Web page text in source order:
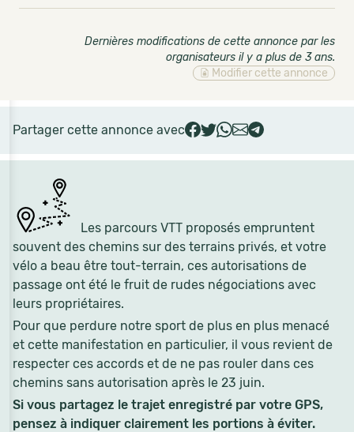
Les parcours VTT proposés empruntent
souvent des chemins sur des terrains privés, et votre
vélo a beau être tout-terrain, ces autorisations de
passage ont été le fruit de rudes négociations avec
leurs propriétaires.
Pour que perdure notre sport de plus en plus menacé
et cette manifestation en particulier, il vous revient de
respecter ces accords et de ne pas rouler dans ces
chemins sans autorisation après le 23 juin.
Si vous partagez le trajet enregistré par votre GPS,
pensez à indiquer clairement les portions à éviter.
Dernières modifications de cette annonce par les
organisateurs il y a plus de 3 ans.
Modifier cette annonce
Partager cette annonce avec